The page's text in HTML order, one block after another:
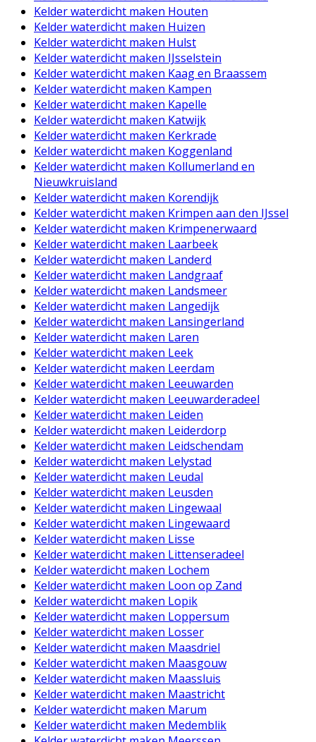
Kelder waterdicht maken Houten
Kelder waterdicht maken Huizen
Kelder waterdicht maken Hulst
Kelder waterdicht maken IJsselstein
Kelder waterdicht maken Kaag en Braassem
Kelder waterdicht maken Kampen
Kelder waterdicht maken Kapelle
Kelder waterdicht maken Katwijk
Kelder waterdicht maken Kerkrade
Kelder waterdicht maken Koggenland
Kelder waterdicht maken Kollumerland en
Nieuwkruisland
Kelder waterdicht maken Korendijk
Kelder waterdicht maken Krimpen aan den IJssel
Kelder waterdicht maken Krimpenerwaard
Kelder waterdicht maken Laarbeek
Kelder waterdicht maken Landerd
Kelder waterdicht maken Landgraaf
Kelder waterdicht maken Landsmeer
Kelder waterdicht maken Langedijk
Kelder waterdicht maken Lansingerland
Kelder waterdicht maken Laren
Kelder waterdicht maken Leek
Kelder waterdicht maken Leerdam
Kelder waterdicht maken Leeuwarden
Kelder waterdicht maken Leeuwarderadeel
Kelder waterdicht maken Leiden
Kelder waterdicht maken Leiderdorp
Kelder waterdicht maken Leidschendam
Kelder waterdicht maken Lelystad
Kelder waterdicht maken Leudal
Kelder waterdicht maken Leusden
Kelder waterdicht maken Lingewaal
Kelder waterdicht maken Lingewaard
Kelder waterdicht maken Lisse
Kelder waterdicht maken Littenseradeel
Kelder waterdicht maken Lochem
Kelder waterdicht maken Loon op Zand
Kelder waterdicht maken Lopik
Kelder waterdicht maken Loppersum
Kelder waterdicht maken Losser
Kelder waterdicht maken Maasdriel
Kelder waterdicht maken Maasgouw
Kelder waterdicht maken Maassluis
Kelder waterdicht maken Maastricht
Kelder waterdicht maken Marum
Kelder waterdicht maken Medemblik